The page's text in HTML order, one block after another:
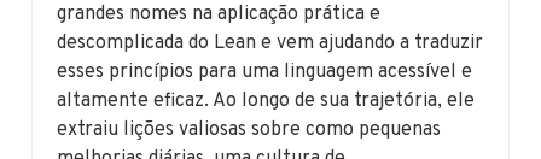
grandes nomes na aplicação prática e
descomplicada do Lean e vem ajudando a traduzir
esses princípios para uma linguagem acessível e
altamente eficaz. Ao longo de sua trajetória, ele
extraiu lições valiosas sobre como pequenas